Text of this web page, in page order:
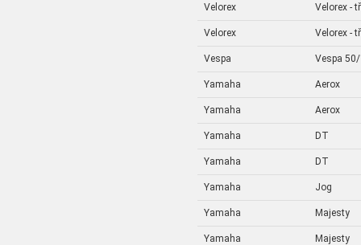
Velorex Velorex -
Velorex Velorex -
Vespa Vespa
Yamaha Aerox
Yamaha Aerox
Yamaha DT
Yamaha DT
Yamaha Jog
Yamaha Majesty
Yamaha Majesty